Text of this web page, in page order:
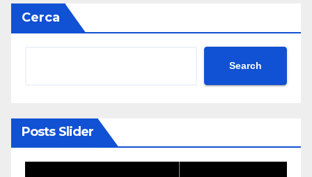
Cerca
Search
Posts Slider